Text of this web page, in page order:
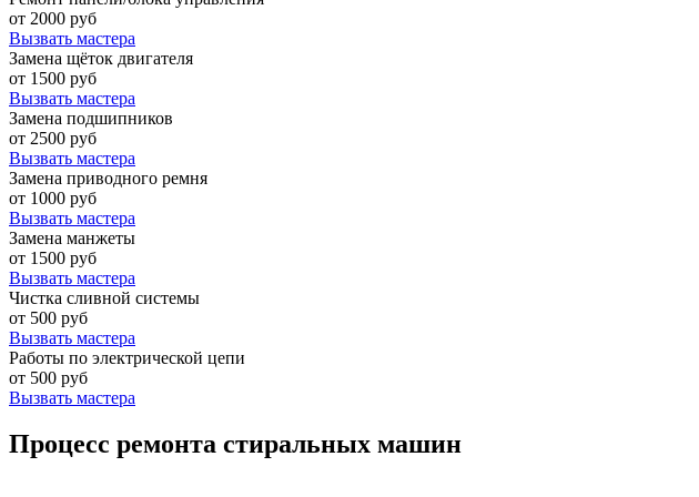
от 2000 руб
Вызвать мастера
Замена щёток двигателя
от 1500 руб
Вызвать мастера
Замена подшипников
от 2500 руб
Вызвать мастера
Замена приводного ремня
от 1000 руб
Вызвать мастера
Замена манжеты
от 1500 руб
Вызвать мастера
Чистка сливной системы
от 500 руб
Вызвать мастера
Работы по электрической цепи
от 500 руб
Вызвать мастера
Процесс ремонта стиральных машин